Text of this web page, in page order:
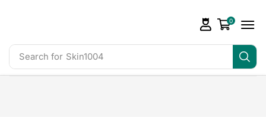
Search for Skin1004
0